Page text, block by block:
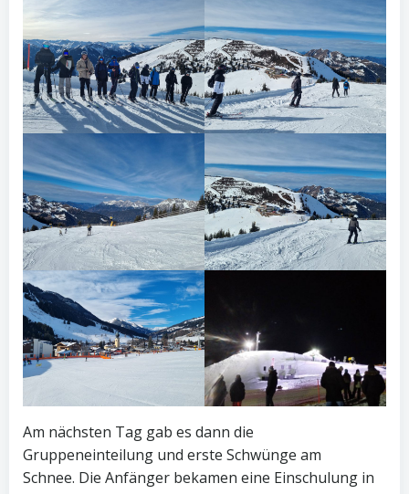
Am nächsten Tag gab es dann die
Gruppeneinteilung und erste Schwünge am
Schnee. Die Anfänger bekamen eine Einschulung in